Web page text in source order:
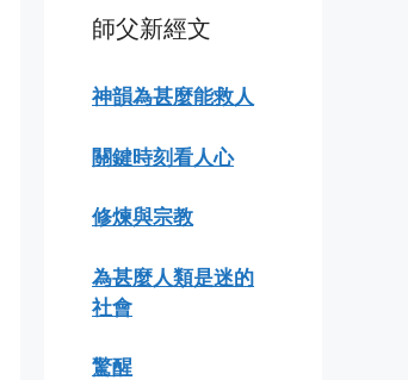
師父新經文
神韻為甚麼能救人
關鍵時刻看人心
修煉與宗教
為甚麼人類是迷的
社會
驚醒